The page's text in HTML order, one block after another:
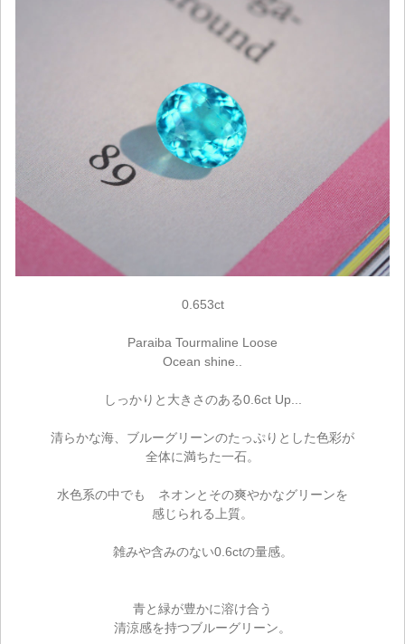
0.653ct
Paraiba Tourmaline Loose
Ocean shine..
しっかりと大きさのある0.6ct Up...
清らかな海、ブルーグリーンのたっぷりとした色彩が
全体に満ちた一石。
水色系の中でも ネオンとその爽やかなグリーンを
感じられる上質。
雑みや含みのない0.6ctの量感。
青と緑が豊かに溶け合う
清涼感を持つブルーグリーン。